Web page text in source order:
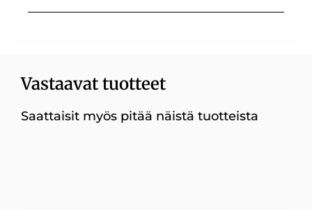
Vastaavat tuotteet
Saattaisit myös pitää näistä tuotteista